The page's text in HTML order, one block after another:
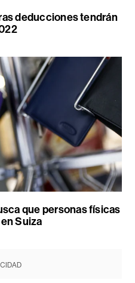
deducciones tendrán
que personas físicas
Suiza